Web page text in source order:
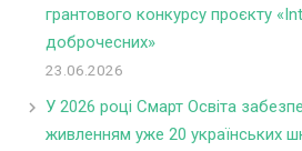
грантового конкурсу проєкту
доброчесних»
23.06.2026
У 2026 році Смарт Освіта
живленням уже 20 українських